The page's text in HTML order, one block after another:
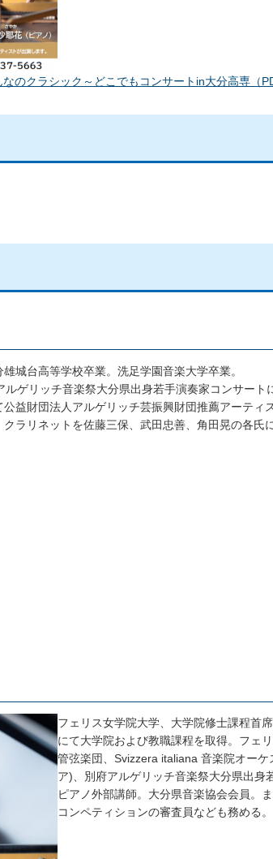
のクラシック～どこでもコンサートin大分高専（
城台高等学校卒業。洗足学園音楽大学卒業。
ルゲリッチ音楽祭大分県出身若手演奏家コンサー
益財団法人アルゲリッチ芸振興財団推薦アーティ
クラリネットを佐藤三保、武田忠善、角田晃の各
フェリス女学院大学、大学院修士課程首
にて大学院および教職課程を取得。フェ
管弦楽団、Svizzera italiana 音楽院オー
ア)、別府アルゲリッチ音楽祭大分県出身
ピアノ外部講師。大分県音楽協会会員。
コンペティションの審査員なども務める。